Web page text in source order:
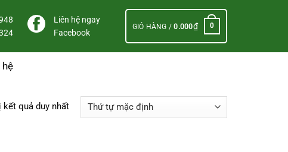
Liên hệ ngay
Facebook
GIỎ HÀNG /0.000₫ 0
hệ
kết quả duy nhất